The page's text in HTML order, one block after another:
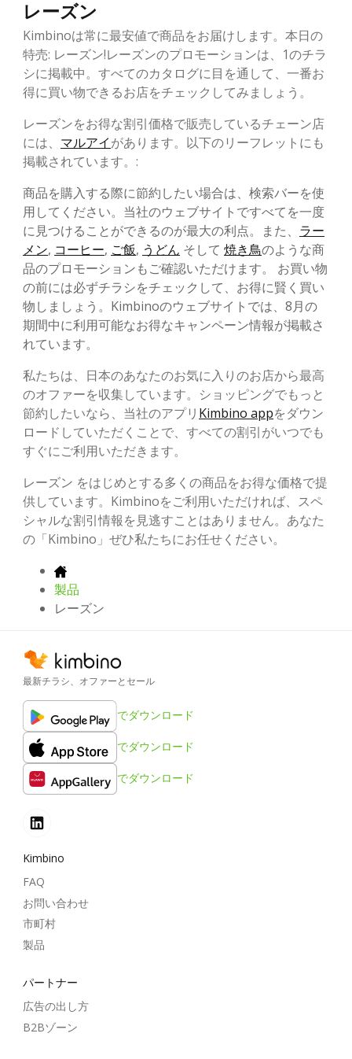
レーズン
Kimbinoは常に最安値で商品をお届けします。本日の
特売: レーズン!レーズンのプロモーションは、1のチラ
シに掲載中。すべてのカタログに目を通して、一番お
得に買い物できるお店をチェックしてみましょう。
レーズンをお得な割引価格で販売しているチェーン店
には、 マルアイがあります。以下のリーフレットにも
掲載されています。:
商品を購入する際に節約したい場合は、検索バーを使
用してください。当社のウェブサイトですべてを一度
に見つけることができるのが最大の利点。また、 ラー
メン, コーヒー, ご飯, うどん そして 焼き鳥のような商
品のプロモーションもご確認いただけます。 お買い物
の前には必ずチラシをチェックして、お得に賢く買い
物しましょう。Kimbinoのウェブサイトでは、8月の
期間中に利用可能なお得なキャンペーン情報が掲載さ
れています。
私たちは、日本のあなたのお気に入りのお店から最高
のオファーを収集しています。ショッピングでもっと
節約したいなら、当社のアプリ Kimbino appをダウン
ロードしていただくことで、すべての割引がいつでも
すぐにご利用いただきます。
レーズン をはじめとする多くの商品をお得な価格で提
供しています。Kimbinoをご利用いただければ、スペ
シャルな割引情報を見逃すことはありません。あなた
の「Kimbino」ぜひ私たちにお任せください。
製品
レーズン
最新チラシ、オファーとセール
でダウンロード
でダウンロード
でダウンロード
Kimbino
FAQ
お問い合わせ
市町村
製品
パートナー
広告の出し方
B2Bゾーン